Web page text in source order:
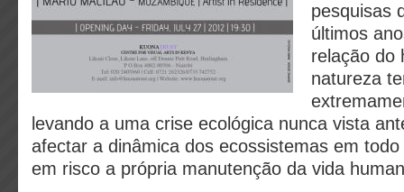
pesquisas
últimos
relação do
natureza
levando a uma crise ecológica nunca vista
afectar a dinâmica dos ecossistemas em
em risco a própria manutenção da vida